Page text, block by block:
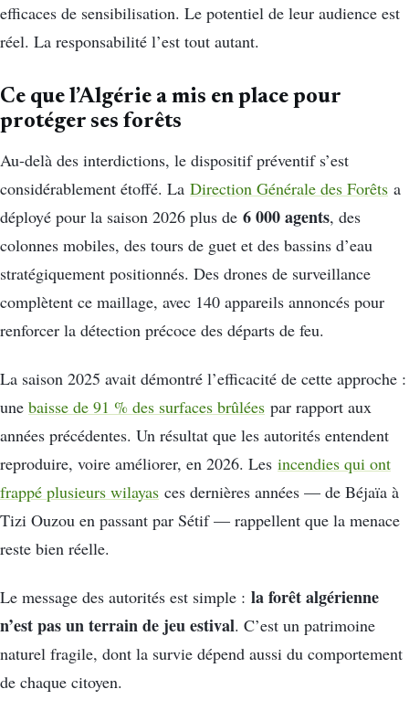
efficaces de sensibilisation. Le potentiel de leur audience est
réel. La responsabilité l’est tout autant.
Ce que l’Algérie a mis en place pour
protéger ses forêts
Au-delà des interdictions, le dispositif préventif s’est
considérablement étoffé. La Direction Générale des Forêts a
déployé pour la saison 2026 plus de 6 000 agents, des
colonnes mobiles, des tours de guet et des bassins d’eau
stratégiquement positionnés. Des drones de surveillance
complètent ce maillage, avec 140 appareils annoncés pour
renforcer la détection précoce des départs de feu.
La saison 2025 avait démontré l’efficacité de cette approche :
une baisse de 91 % des surfaces brûlées par rapport aux
années précédentes. Un résultat que les autorités entendent
reproduire, voire améliorer, en 2026. Les incendies qui ont
frappé plusieurs wilayas ces dernières années — de Béjaïa à
Tizi Ouzou en passant par Sétif — rappellent que la menace
reste bien réelle.
Le message des autorités est simple : la forêt algérienne
n’est pas un terrain de jeu estival. C’est un patrimoine
naturel fragile, dont la survie dépend aussi du comportement
de chaque citoyen.